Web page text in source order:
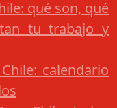
qué son, qué
tu trabajo y
calendario